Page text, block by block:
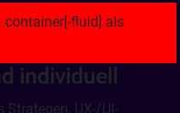
individuell
UX-/UI-